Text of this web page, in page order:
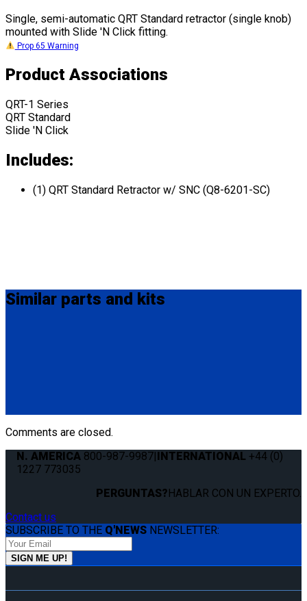
Single, semi-automatic QRT Standard retractor (single knob)
mounted with Slide 'N Click fitting.
Prop 65 Warning
Product Associations
QRT-1 Series
QRT Standard
Slide 'N Click
Includes:
(1) QRT Standard Retractor w/ SNC (Q8-6201-SC)
Similar parts and kits
Comments are closed.
N. AMERICA 800-987-9987|INTERNATIONAL +44 (0)
1227 773035
PERGUNTAS?HABLAR CON UN EXPERTO.
Contact us
SUBSCRIBE TO THE Q'NEWS NEWSLETTER: